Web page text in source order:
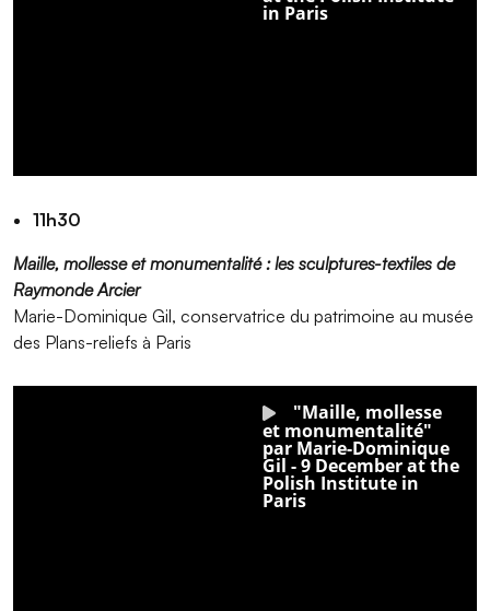
11h30
Maille, mollesse et monumentalité : les sculptures-textiles de
Raymonde Arcier
Marie-Dominique Gil, conservatrice du patrimoine au musée
des Plans-reliefs à Paris